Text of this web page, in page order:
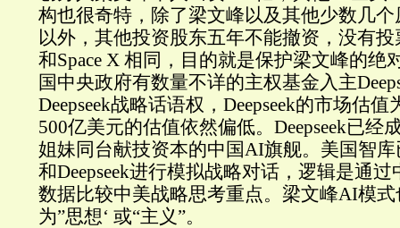
构也很奇特，除了梁文峰以及其他少数几
以外，其他投资股东五年不能撤资，没有
和Space X 相同，目的就是保护梁文峰的绝
国中央政府有数量不详的主权基金入主
Deepseek战略话语权，Deepseek的市场估
500亿美元的估值依然偏低。Deepseek已经
姐妹同台献技资本的中国AI旗舰。美国智
和Deepseek进行模拟战略对话，逻辑是通
数据比较中美战略思考重点。梁文峰AI模
为”思想‘ 或“主义”。